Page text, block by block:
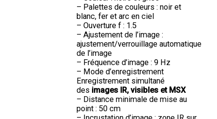
– Palettes de couleurs : noir et
blanc, fer et arc en ciel
– Ouverture f : 1.5
– Ajustement de l’image :
ajustement/verrouillage automatique
de l’image
– Fréquence d’image : 9 Hz
– Mode d’enregistrement
Enregistrement simultané
des images IR, visibles et MSX
– Distance minimale de mise au
point : 50 cm